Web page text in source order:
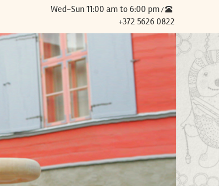
Wed-Sun 11:00 am to 6:00 pm/
+372 5626 0822